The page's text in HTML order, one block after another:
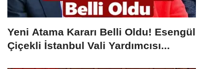
Yeni Atama Kararı Belli Oldu! Esengül
Çiçekli İstanbul Vali Yardımcısı...